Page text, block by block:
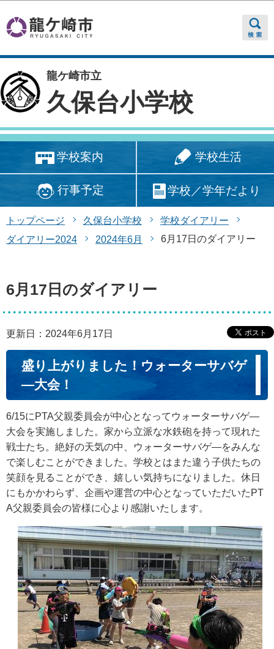
龍ケ崎市立
久保台小学校
学校案内 学校生活
行事予定 学校／学年だより
トップページ 久保台小学校
学校ダイアリー
ダイアリー2024
2024年6月 6月17日のダイアリー
6月17日のダイアリー
更新日：2024年6月17日
盛り上がりました！ウォーターサバゲ
―大会！
6/15にPTA父親委員会が中心となってウォーターサバゲ―
大会を実施しました。家から立派な水鉄砲を持って現れた
戦士たち。絶好の天気の中、ウォーターサバゲ―をみんな
で楽しむことができました。学校とはまた違う子供たちの
笑顔を見ることができ、嬉しい気持ちになりました。休日
にもかかわらず、企画や運営の中心となっていただいたPT
A父親委員会の皆様に心より感謝いたします。